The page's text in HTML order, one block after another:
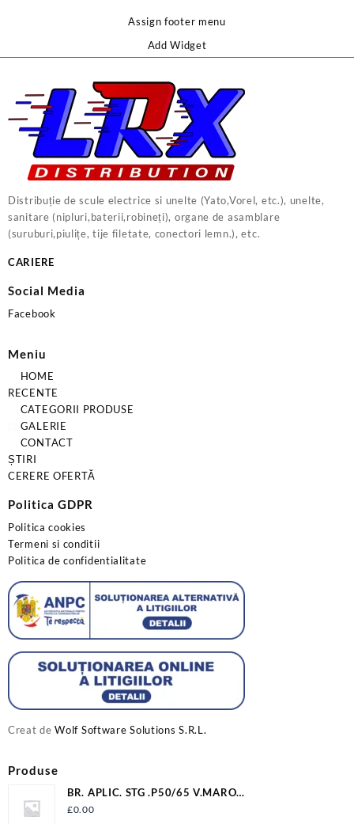
Assign footer menu
Add Widget
Distribuție de scule electrice si unelte (Yato,Vorel, etc.), unelte,
sanitare (nipluri,baterii,robineți), organe de asamblare
(suruburi,piulițe, tije filetate, conectori lemn.), etc.
CARIERE
Social Media
Facebook
Meniu
HOME
RECENTE
CATEGORII PRODUSE
GALERIE
CONTACT
ȘTIRI
CERERE OFERTĂ
Politica GDPR
Politica cookies
Termeni si conditii
Politica de confidentialitate
Creat deWolf Software Solutions S.R.L.
Produse
BR. APLIC. STG .P50/65 V.MARO
12009P506500VM2LV
£0.00